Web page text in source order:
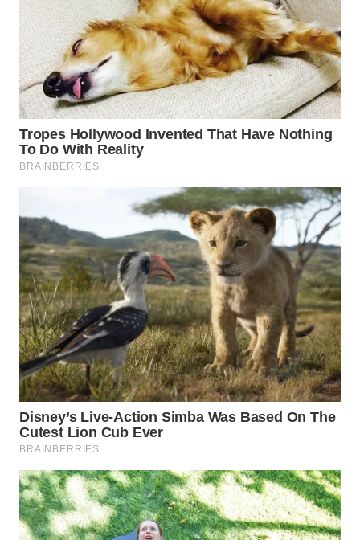
SURABAYA
WN
NATUNA
WN
WN
WN
LIKUPANG
WN
LABUANBAJO
WN
BORNEO
Wahana
Media
Group
WAHANA
NEWS
WAHANA